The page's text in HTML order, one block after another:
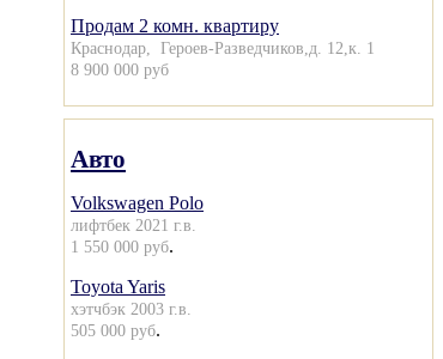
Продам 2 комн. квартиру
Краснодар, Героев-Разведчиков,д. 12,к. 1
8 900 000 руб
Авто
Volkswagen Polo
лифтбек 2021 г.в.
1 550 000 руб.
Toyota Yaris
хэтчбэк 2003 г.в.
505 000 руб.